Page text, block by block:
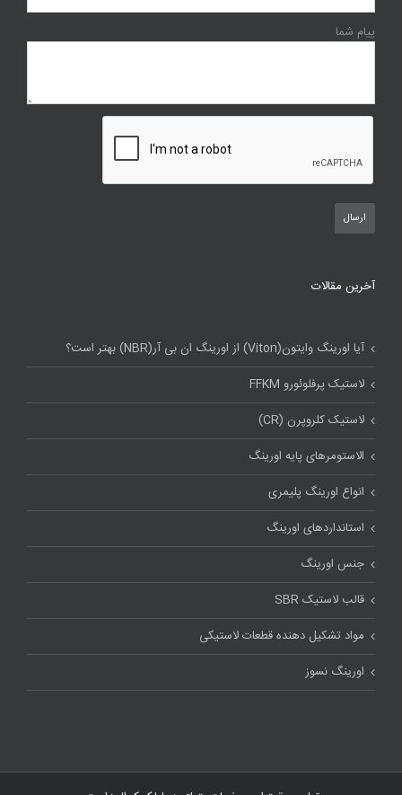
پیام شما
آخرین مقالات
آیا اورینگ وایتون(Viton) از اورینگ ان بی آر(NBR) بهتر است؟
لاستیک پرفلوئورو FFKM
لاستیک کلروپرن (CR)
الاستومرهای پایه اورینگ
انواع اورینگ پلیمری
استاندارد‌های اورینگ
جنس اورینگ
قالب لاستیک SBR
مواد تشکیل دهنده قطعات لاستیکی
اورینگ نسوز